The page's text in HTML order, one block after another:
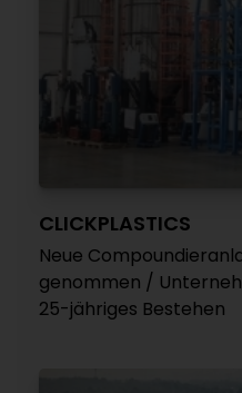
CLICKPLASTICS
Neue
genommen /
25-jähriges Bestehen